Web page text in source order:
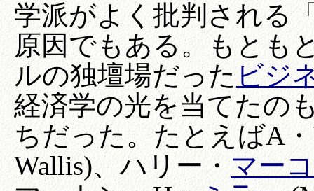
学派がよく批判される
原因でもある。もとも
ルの独壇場だったビジ
経済学の光を当てたの
ちだった。たとえばA
Wallis)、ハリー・マー